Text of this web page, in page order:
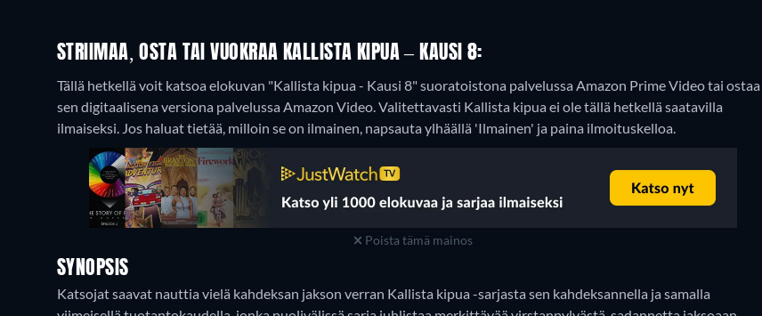
STRIIMAA, OSTA TAI VUOKRAA KALLISTA KIPUA – KAUSI 8:
Tällä hetkellä voit katsoa elokuvan "Kallista kipua - Kausi 8" suoratoistona palvelussa Amazon Prime Video tai ostaa
sen digitaalisena versiona palvelussa Amazon Video.Valitettavasti Kallista kipua ei ole tällä hetkellä saatavilla
ilmaiseksi. Jos haluat tietää, milloin se on ilmainen, napsauta ylhäällä 'Ilmainen' ja paina ilmoituskelloa.
Poista tämä mainos
SYNOPSIS
Katsojat saavat nauttia vielä kahdeksan jakson verran Kallista kipua -sarjasta sen kahdeksannella ja samalla